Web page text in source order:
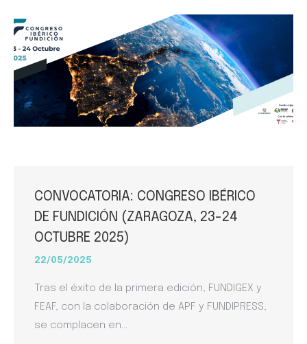
CONVOCATORIA: CONGRESO IBÉRICO
DE FUNDICIÓN (ZARAGOZA, 23-24
OCTUBRE 2025)
22/05/2025
Tras el éxito de la primera edición, FUNDIGEX y
FEAF, con la colaboración de APF y FUNDIPRESS,
se complacen en…